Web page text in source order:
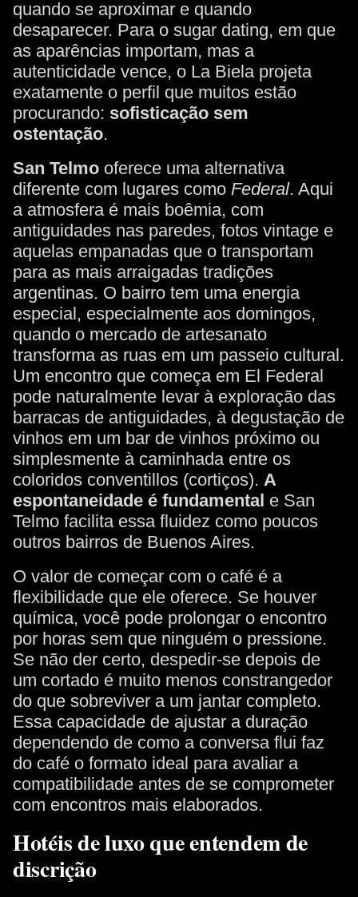
quando se aproximar e quando
desaparecer. Para o sugar dating, em que
as aparências importam, mas a
autenticidade vence, o La Biela projeta
exatamente o perfil que muitos estão
procurando: sofisticação sem
ostentação.
San Telmo oferece uma alternativa
diferente com lugares como Federal. Aqui
a atmosfera é mais boêmia, com
antiguidades nas paredes, fotos vintage e
aquelas empanadas que o transportam
para as mais arraigadas tradições
argentinas. O bairro tem uma energia
especial, especialmente aos domingos,
quando o mercado de artesanato
transforma as ruas em um passeio cultural.
Um encontro que começa em El Federal
pode naturalmente levar à exploração das
barracas de antiguidades, à degustação de
vinhos em um bar de vinhos próximo ou
simplesmente à caminhada entre os
coloridos conventillos (cortiços). A
espontaneidade é fundamental e San
Telmo facilita essa fluidez como poucos
outros bairros de Buenos Aires.
O valor de começar com o café é a
flexibilidade que ele oferece. Se houver
química, você pode prolongar o encontro
por horas sem que ninguém o pressione.
Se não der certo, despedir-se depois de
um cortado é muito menos constrangedor
do que sobreviver a um jantar completo.
Essa capacidade de ajustar a duração
dependendo de como a conversa flui faz
do café o formato ideal para avaliar a
compatibilidade antes de se comprometer
com encontros mais elaborados.
Hotéis de luxo que entendem de
discrição